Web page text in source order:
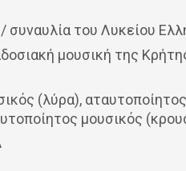
του Λυκείου
μουσική της
(λύρα),
μουσικός